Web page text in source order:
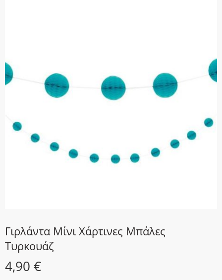
Γιρλάντα Μίνι Χάρτινες Μπάλες
Τυρκουάζ
4,90 €